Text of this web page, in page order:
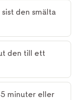
den smälta
den till ett
minuter eller